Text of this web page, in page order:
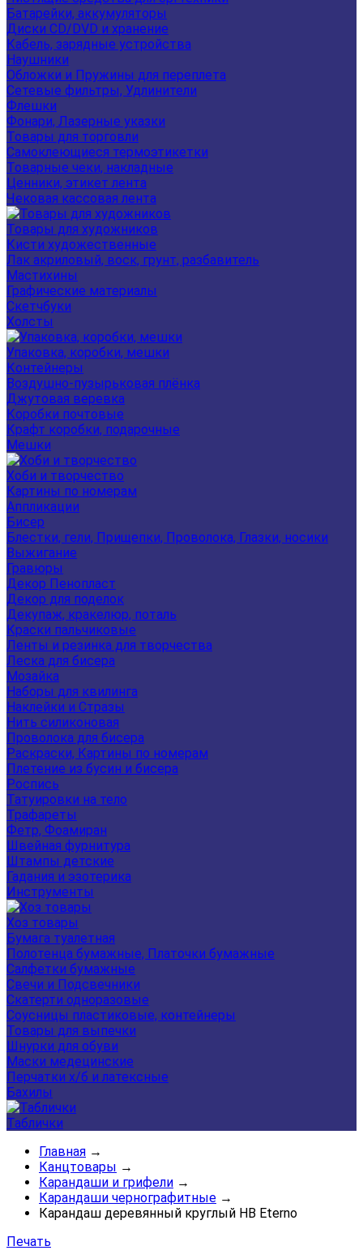
Батарейки, аккумуляторы
Диски CD/DVD и хранение
Кабель, зарядные устройства
Наушники
Обложки и Пружины для переплета
Сетевые фильтры, Удлинители
Флешки
Фонари, Лазерные указки
Товары для торговли
Самоклеющиеся термоэтикетки
Товарные чеки, накладные
Ценники, этикет лента
Чековая кассовая лента
Товары для художников
Кисти художественные
Лак акриловый, воск, грунт, разбавитель
Мастихины
Графические материалы
Скетчбуки
Холсты
Упаковка, коробки, мешки
Контейнеры
Воздушно-пузырьковая плёнка
Джутовая веревка
Коробки почтовые
Крафт коробки, подарочные
Мешки
Хоби и творчество
Картины по номерам
Аппликации
Бисер
Блестки, гели, Прищепки, Проволока, Глазки, носики
Выжигание
Гравюры
Декор Пенопласт
Декор для поделок
Декупаж, кракелюр, поталь
Краски пальчиковые
Ленты и резинка для творчества
Леска для бисера
Мозайка
Наборы для квилинга
Наклейки и Стразы
Нить силиконовая
Проволока для бисера
Раскраски, Картины по номерам
Плетение из бусин и бисера
Роспись
Татуировки на тело
Трафареты
Фетр, Фоамиран
Швейная фурнитура
Штампы детские
Гадания и эзотерика
Инструменты
Хоз товары
Бумага туалетная
Полотенца бумажные, Платочки бумажные
Салфетки бумажные
Свечи и Подсвечники
Скатерти одноразовые
Соусницы пластиковые, контейнеры
Товары для выпечки
Шнурки для обуви
Маски медецинские
Перчатки х/б и латексные
Бахилы
Таблички
Главная →
Канцтовары →
Карандаши и грифели →
Карандаши чернографитные →
Карандаш деревянный круглый HB Eterno
Печать